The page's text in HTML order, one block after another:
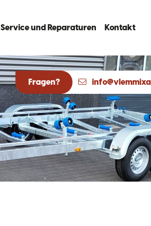
Service und Reparaturen Kontakt
Fragen?